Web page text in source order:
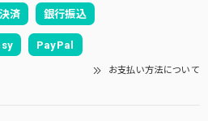
済 銀行振込
PayPal
お支払い方法について